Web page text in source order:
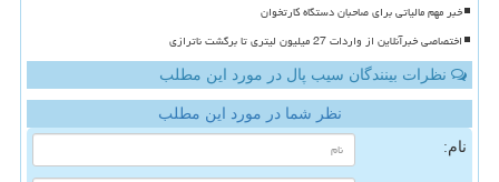
خبر مهم مالیاتی برای صاحبان دستگاه کارتخوان
اختصاصی خبرآنلاین از واردات 27 میلیون لیتری تا برگشت ناترازی
نظرات بینندگان سیب پال در مورد این مطلب
نظر شما در مورد این مطلب
نام: